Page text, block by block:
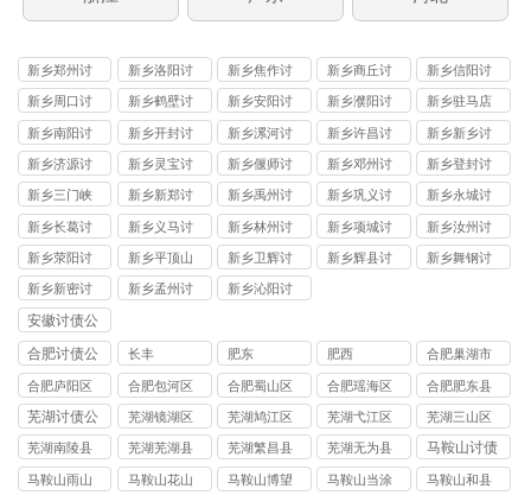
新乡郑州讨
债
新乡洛阳讨
债
新乡焦作讨
债
新乡商丘讨
债
新乡信阳讨
债
新乡周口讨
债
新乡鹤壁讨
债
新乡安阳讨
债
新乡濮阳讨
债
新乡驻马店
讨债
新乡南阳讨
债
新乡开封讨
债
新乡漯河讨
债
新乡许昌讨
债
新乡新乡讨
债
新乡济源讨
债
新乡灵宝讨
债
新乡偃师讨
债
新乡邓州讨
债
新乡登封讨
债
新乡三门峡
讨债
新乡新郑讨
债
新乡禹州讨
债
新乡巩义讨
债
新乡永城讨
债
新乡长葛讨
债
新乡义马讨
债
新乡林州讨
债
新乡项城讨
债
新乡汝州讨
债
新乡荥阳讨
债
新乡平顶山
讨债
新乡卫辉讨
债
新乡辉县讨
新乡舞钢讨
新乡新密讨
债
新乡孟州讨
新乡沁阳讨
安徽讨债公
司
合肥讨债公
司
长丰 肥东 肥西
合肥巢湖市
讨债公司
合肥庐阳区
讨债公司
合肥包河区
讨债公司
合肥蜀山区
讨债公司
合肥瑶海区
讨债公司
合肥肥东县
讨债公司
芜湖讨债公
司
芜湖镜湖区
讨债公司
芜湖鸠江区
讨债公司
芜湖弋江区
讨债公司
芜湖三山区
讨债公司
芜湖南陵县
讨债公司
芜湖芜湖县
讨债公司
芜湖繁昌县
讨债公司
芜湖无为县
讨债公司
马鞍山讨债
公司
马鞍山雨山
马鞍山花山
马鞍山博望
马鞍山当涂
马鞍山和县